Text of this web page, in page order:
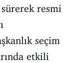
resmi
seçim
etkili